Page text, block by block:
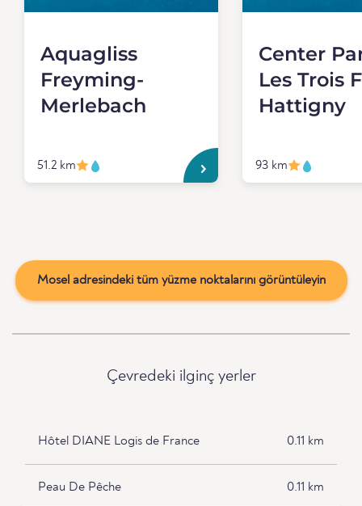
Aquagliss
Freyming-
Merlebach
51.2 km
Center
Les Trois
Hattigny
93 km
Mosel adresindeki tüm yüzme noktalarını görüntüleyin
Çevredeki ilginç yerler
Hôtel DIANE Logis de France 0.11 km
Peau De Pêche 0.11 km